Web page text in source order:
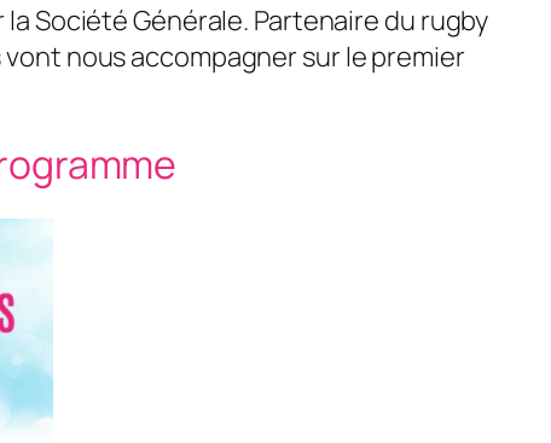
Société Générale. Partenaire du rugby
nous accompagner sur le premier